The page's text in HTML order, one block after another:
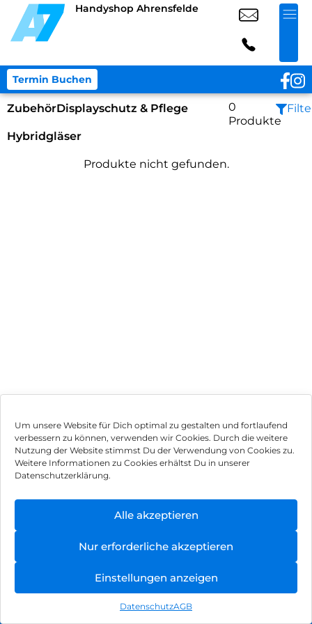
Um unsere Website für Dich optimal zu gestalten und fortlaufend
verbessern zu können, verwenden wir Cookies. Durch die weitere
Nutzung der Website stimmst Du der Verwendung von Cookies zu.
Weitere Informationen zu Cookies erhältst Du in unserer
Datenschutzerklärung.
Alle akzeptieren
Nur erforderliche akzeptieren
Einstellungen anzeigen
DatenschutzAGB
Handyshop Ahrensfelde
Termin Buchen
ZubehörDisplayschutz & Pflege
Hybridgläser
0
Produkte
Produkte nicht gefunden.
Impressum
Hinweis zur Batterieentsorgung
Newsletter
, Brodos AG – All Rights Reserved.